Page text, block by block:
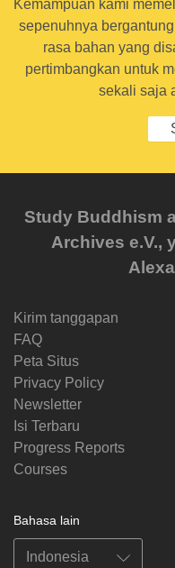
Kemampuan kami
sepenuhnya
rasa bahan yang
pertimbangkan untuk
sekali saja
Study Buddhism
Archives e.V.,
Kirim tanggapan
FAQ
Peta Situs
Privacy Policy
Newsletter
Isi Terbaru
Progress Reports
Courses
Bahasa lain